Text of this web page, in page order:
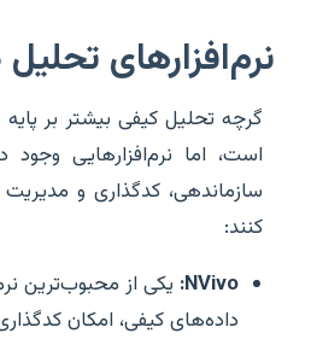
نرم‌افزارهای
گرچه تحلیل کیفی بیشتر بر
است، اما نرم‌افزارهایی وجود
سازماندهی، کدگذاری و
کنند:
NVivo: یکی از محبوب‌ترین
داده‌های کیفی، امکان